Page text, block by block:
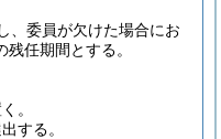
、委員が欠けた場合にお
任期間とする。
。
する。